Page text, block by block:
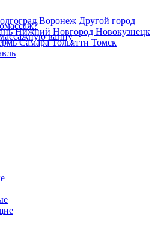
Воронеж Другой город
Нижний Новгород Новокузнецк
СамараТольятти Томск
ванну